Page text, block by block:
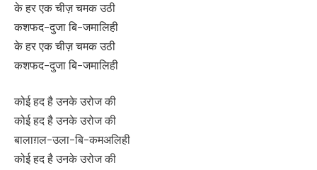
के हर एक चीज़ चमक उठी
कशफद-दुजा बि-जमालिही
के हर एक चीज़ चमक उठी
कशफद-दुजा बि-जमालिही
कोई हद है उनके उरोज की
कोई हद है उनके उरोज की
बालाग़ल-उला-बि-कमअलिही
कोई हद है उनके उरोज की